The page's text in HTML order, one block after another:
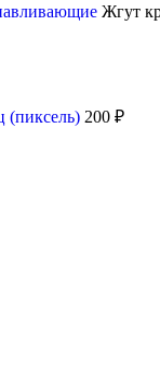
Жгут
(пиксель) 200 ₽